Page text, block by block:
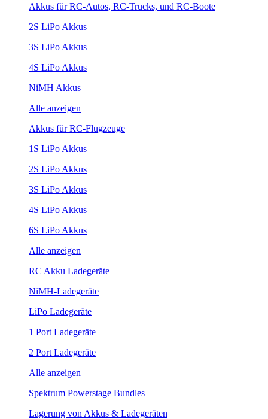
Akkus für RC-Autos, RC-Trucks, und RC-Boote
2S LiPo Akkus
3S LiPo Akkus
4S LiPo Akkus
NiMH Akkus
Alle anzeigen
Akkus für RC-Flugzeuge
1S LiPo Akkus
2S LiPo Akkus
3S LiPo Akkus
4S LiPo Akkus
6S LiPo Akkus
Alle anzeigen
RC Akku Ladegeräte
NiMH-Ladegeräte
LiPo Ladegeräte
1 Port Ladegeräte
2 Port Ladegeräte
Alle anzeigen
Spektrum Powerstage Bundles
Lagerung von Akkus & Ladegeräten